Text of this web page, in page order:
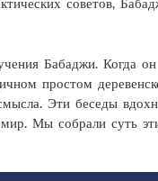
Бабаджи. Когда
простом
Эти беседы
мир. Мы собрали суть